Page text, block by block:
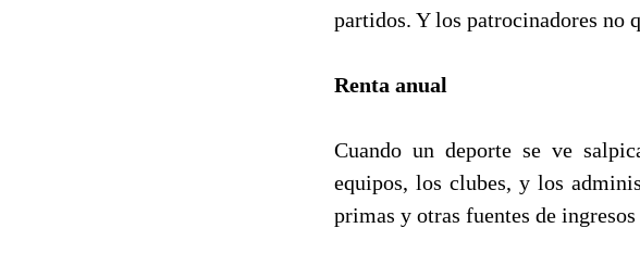
partidos. Y los patrocinadores no
Renta anual
Cuando un deporte se ve
equipos, los clubes, y los
primas y otras fuentes de